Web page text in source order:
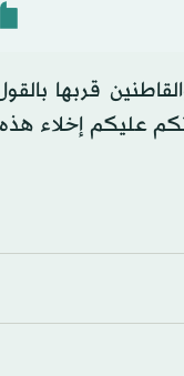
قربها
عليكم إخلاء هذه